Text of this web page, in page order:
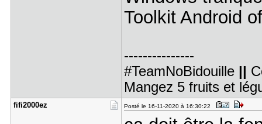
Toolkit Android
---------------
#TeamNoBidouille ||
Mangez 5 fruits et
fifi2000ez Posté le 16-11-2020 à 16:30:22